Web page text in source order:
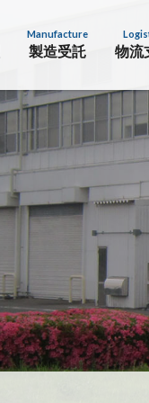
Manufacture
製造受託 物流